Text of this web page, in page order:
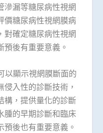
滲漏等糖尿病性視網
價糖尿病性視網膜病
對確定糖尿病性視網
後有重要意義。
以顯示視網膜斷面的
入性的診斷技術，
構，提供量化的診斷
腫的早期診斷和臨床
後也有重要意義。